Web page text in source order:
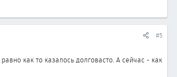
#5
как то казалось долговасто. А сейчас - как